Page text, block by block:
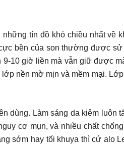
những tín đồ khó chiều nhất
bền của son thường được
10 giờ liền mà vẫn giữ được
nền mờ mịn và mềm mại.
Làm sáng da kiêm luôn
cơ mụn, và nhiều chất
sớm hay tối khuya thì cứ alo